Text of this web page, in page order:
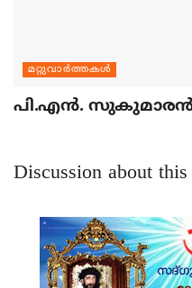
മറ്റുവാര്‍ത്തകള്‍
പി.എന്‍. സുകുമാരന്‍
Discussion about